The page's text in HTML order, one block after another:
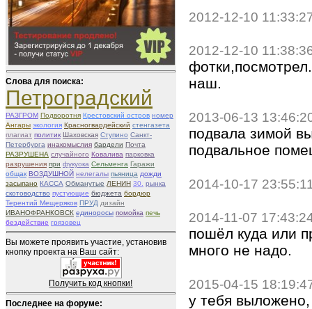
Слова для поиска:
Петроградский
РАЗГРОМ Подворотня Крестовский остров номер
Ангары экология Красногвардейский стенгазета
плагиат политик Шаховская Ступино Санкт-
Петербурга инакомыслия бардели Почта
РАЗРУШЕНА случайного Ковалива парковка
разрушения при фукуока Сельменга Гаражи
общак ВОЗДУШНОЙ нелегалы пьяница дожди
засыпано КАССА Обманутые ЛЕНИН 30.
рынка
скотоводство пустующие бюджета бордюр
Терентий Мещеряков ПРУД дизайн
ИВАНОФРАНКОВСК единоросы помойка печь
бездействие грязовец
Вы можете проявить участие, установив
кнопку проекта на Ваш сайт:
Получить код кнопки!
Последнее на форуме:
2012-12-10
2012-12-10
наш.
2013-06-13
подвала зимой
подвальное
2014-10-17
2014-11-07
пошёл куда или
много не надо.
2015-04-15
у тебя выложено,